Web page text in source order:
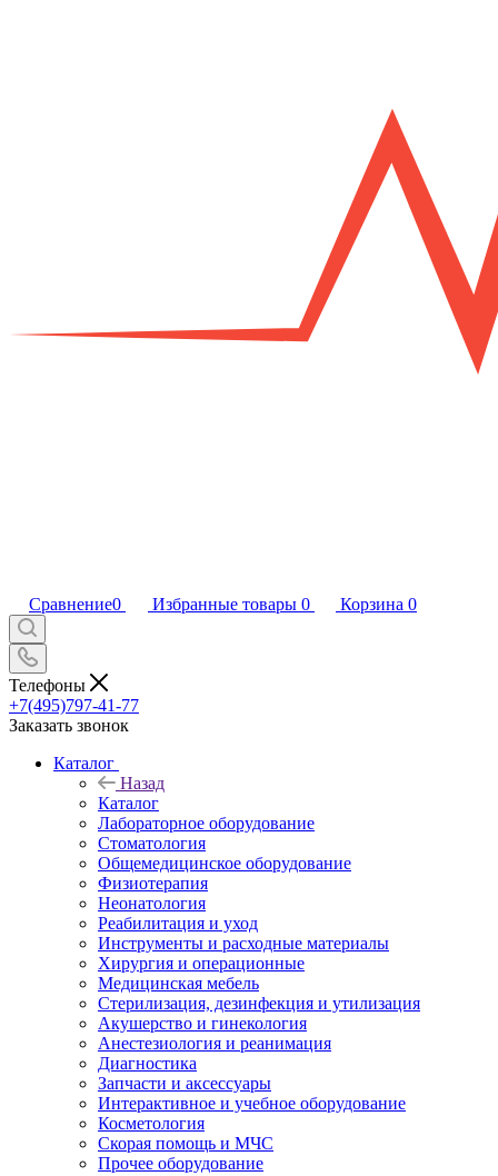
Сравнение0 Избранные товары 0 Корзина 0
Телефоны
+7(495)797-41-77
Заказать звонок
Каталог
Назад
Каталог
Лабораторное оборудование
Стоматология
Общемедицинское оборудование
Физиотерапия
Неонатология
Реабилитация и уход
Инструменты и расходные материалы
Хирургия и операционные
Медицинская мебель
Стерилизация, дезинфекция и утилизация
Акушерство и гинекология
Анестезиология и реанимация
Диагностика
Запчасти и аксессуары
Интерактивное и учебное оборудование
Косметология
Скорая помощь и МЧС
Прочее оборудование